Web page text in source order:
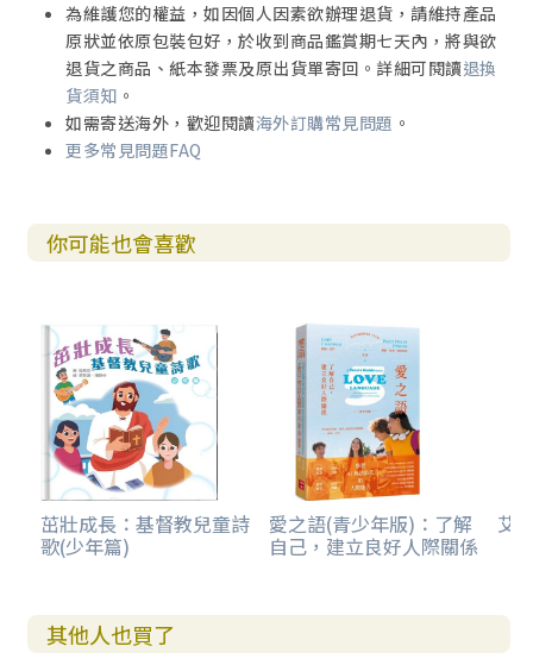
為維護您的權益，如因個人因素欲辦理退貨，請維持產品
原狀並依原包裝包好，於收到商品鑑賞期七天內，將與欲
退貨之商品、紙本發票及原出貨單寄回。詳細可閱讀退換
貨須知 。
如需寄送海外，歡迎閱讀海外訂購常見問題 。
更多常見問題FAQ
你可能也會喜歡
茁壯成長：基督教兒童詩
歌(少年篇)
愛之語(青少年版)：了解
自己，建立良好人際關係
艾
其他人也買了